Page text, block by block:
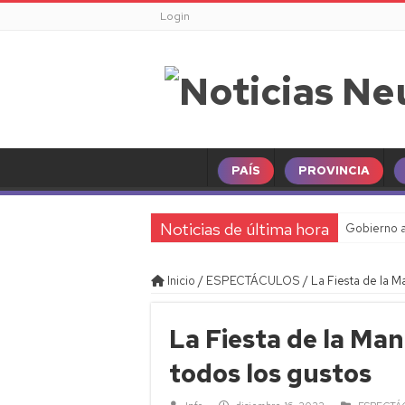
Login
PAÍS PROVINCIA
Noticias de última hora
Gobierno
Clima en
Juicio
Cinco
Inicio / ESPECTÁCULOS / La Fiesta de la
La Fiesta de la
todos los gustos